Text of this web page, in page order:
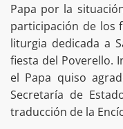
Papa por la
participación de los
liturgia dedicada a
fiesta del Poverello.
el Papa quiso
Secretaría de
traducción de la